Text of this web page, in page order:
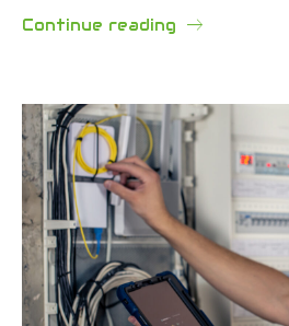
Continue reading